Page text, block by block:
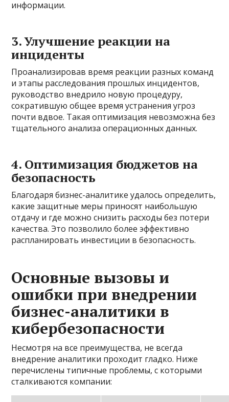
информации.
3. Улучшение реакции на
инциденты
Проанализировав время реакции разных команд
и этапы расследования прошлых инцидентов,
руководство внедрило новую процедуру,
сократившую общее время устранения угроз
почти вдвое. Такая оптимизация невозможна без
тщательного анализа операционных данных.
4. Оптимизация бюджетов на
безопасность
Благодаря бизнес-аналитике удалось определить,
какие защитные меры приносят наибольшую
отдачу и где можно снизить расходы без потери
качества. Это позволило более эффективно
распланировать инвестиции в безопасность.
Основные вызовы и
ошибки при внедрении
бизнес-аналитики в
кибербезопасности
Несмотря на все преимущества, не всегда
внедрение аналитики проходит гладко. Ниже
перечислены типичные проблемы, с которыми
сталкиваются компании: